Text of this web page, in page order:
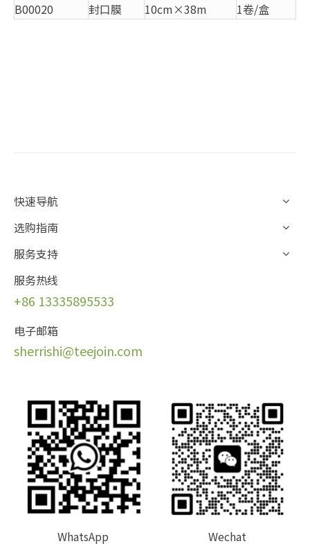
B00020
封口膜 10cm×38m 1卷/盒
快速导航
选购指南
服务支持
服务热线
+86 13335895533
电子邮箱
sherrishi@teejoin.com
WhatsApp Wechat